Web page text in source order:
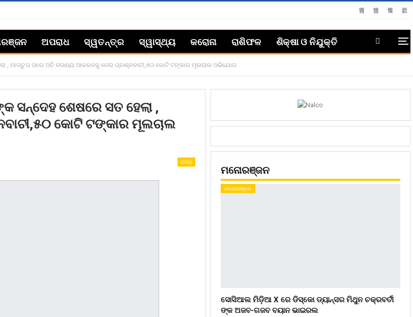
ଅପରାଧ ସ୍ୱତନ୍ତ୍ର ସ୍ୱାସ୍ଥ୍ୟ କରୋନା ରାଶିଫଳ ଶିକ୍ଷା ଓ ନିଯୁକ୍ତି
, ମାପଚୁପ ପରେ ଅତି ନଗଣ୍ୟ ଆକଳନକୁ ନେଇ ପ୍ରଶ୍ନବାଚୀ,୫୦ କୋଟି ଟଙ୍କାର ମୂଲଚାଲ ଅଭିଯୋଗ
ସନ୍ଦେହ ଶେଷରେ ସତ ହେଲା ,
କୋଟି ଟଙ୍କାର ମୂଲଚାଲ
ରାଜ୍ୟ
ମନୋରଞ୍ଜନ
ମନୋରଞ୍ଜନ
ସୋସିଆଲ ମିଡ଼ିଆ X ରେ ଡିସ୍କୋ ଡ୍ୟାନ୍ସର ମିଥୁନ ଚକ୍ରବର୍ତୀ
ଙ୍କ ଅଜବ-ଗଜବ ବୟାନ ଭାଇରଲ